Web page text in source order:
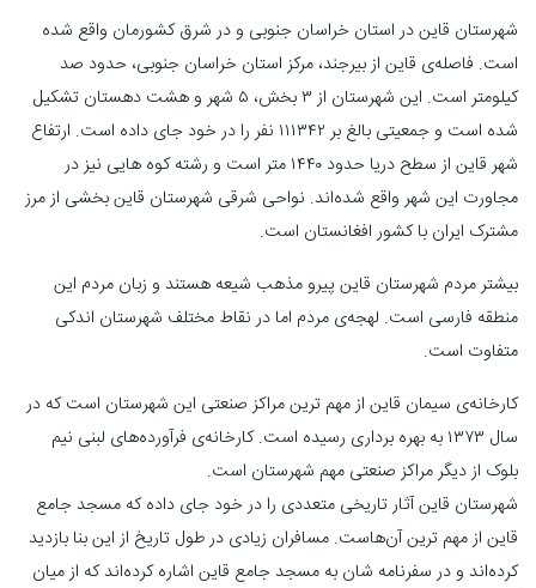
شهرستان قاین در استان خراسان جنوبی و در شرق کشورمان واقع شده
است. فاصله‌ی قاین از بیرجند، مرکز استان خراسان جنوبی، حدود صد
کیلومتر است. این شهرستان از ۳ بخش، ۵ شهر و هشت دهستان تشکیل
شده است و جمعیتی بالغ بر ۱۱۱۳۴۲ نفر را در خود جای داده است. ارتفاع
شهر قاین از سطح دریا حدود ۱۴۴۰ متر است و رشته کوه‌ هایی نیز در
مجاورت این شهر واقع شده‌اند. نواحی شرقی شهرستان قاین بخشی از مرز
مشترک ایران با کشور افغانستان است.
بیشتر مردم شهرستان قاین پیرو مذهب شیعه هستند و زبان مردم این
منطقه فارسی است. لهجه‌ی مردم اما در نقاط مختلف شهرستان اندکی
متفاوت است.
کارخانه‌ی سیمان قاین از مهم‌ ترین مراکز صنعتی این شهرستان است که در
سال ۱۳۷۳ به بهره‌ برداری رسیده است. کارخانه‌ی فرآورده‌های لبنی نیم
بلوک از دیگر مراکز صنعتی مهم شهرستان است.
شهرستان قاین آثار تاریخی متعددی را در خود جای داده که مسجد جامع
قاین از مهم‌ ترین آن‌هاست. مسافران زیادی در طول تاریخ از این بنا بازدید
کرده‌اند و در سفرنامه‌ شان به مسجد جامع قاین اشاره کرده‌اند که از میان